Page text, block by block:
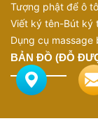
Tượng phật để ô
Viết ký tên-Bút ký
Dụng cụ massage
BẢN ĐỒ (ĐỖ